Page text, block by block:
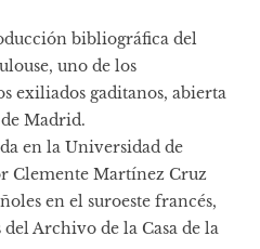
bibliográfica del
uno de los
exiliados gaditanos, abierta
Madrid.
en la Universidad de
Clemente Martínez Cruz
en el suroeste francés,
Archivo de la Casa de la